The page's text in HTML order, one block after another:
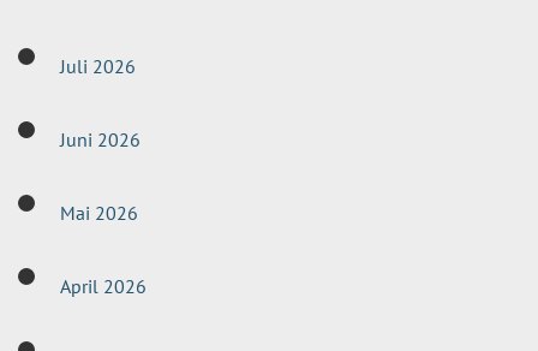
Juli 2026
Juni 2026
Mai 2026
April 2026